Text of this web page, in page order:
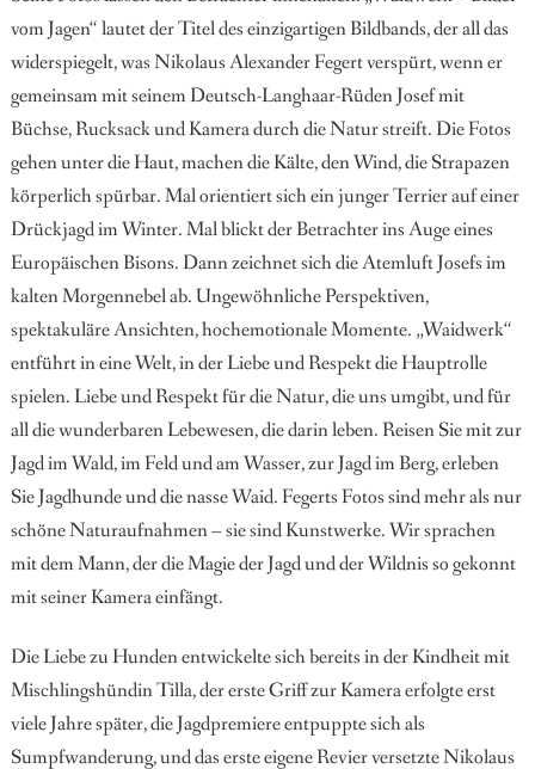
vom Jagen“ lautet der Titel des einzigartigen Bildbands, der all das
widerspiegelt, was Nikolaus Alexander Fegert verspürt, wenn er
gemeinsam mit seinem Deutsch-Langhaar-Rüden Josef mit
Büchse, Rucksack und Kamera durch die Natur streift. Die Fotos
gehen unter die Haut, machen die Kälte, den Wind, die Strapazen
körperlich spürbar. Mal orientiert sich ein junger Terrier auf einer
Drückjagd im Winter. Mal blickt der Betrachter ins Auge eines
Europäischen Bisons. Dann zeichnet sich die Atemluft Josefs im
kalten Morgennebel ab. Ungewöhnliche Perspektiven,
spektakuläre Ansichten, hochemotionale Momente. „Waidwerk“
entführt in eine Welt, in der Liebe und Respekt die Hauptrolle
spielen. Liebe und Respekt für die Natur, die uns umgibt, und für
all die wunderbaren Lebewesen, die darin leben. Reisen Sie mit zur
Jagd im Wald, im Feld und am Wasser, zur Jagd im Berg, erleben
Sie Jagdhunde und die nasse Waid. Fegerts Fotos sind mehr als nur
schöne Naturaufnahmen – sie sind Kunstwerke. Wir sprachen
mit dem Mann, der die Magie der Jagd und der Wildnis so gekonnt
mit seiner Kamera einfängt.
Die Liebe zu Hunden entwickelte sich bereits in der Kindheit mit
Mischlingshündin Tilla, der erste Griff zur Kamera erfolgte erst
viele Jahre später, die Jagdpremiere entpuppte sich als
Sumpfwanderung, und das erste eigene Revier versetzte Nikolaus